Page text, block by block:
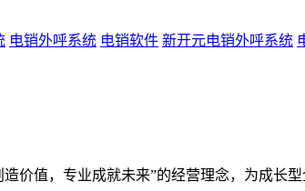
电销外呼系统 电销软件 新开元电销外呼系统
价值，专业成就未来”的经营理念，为成长